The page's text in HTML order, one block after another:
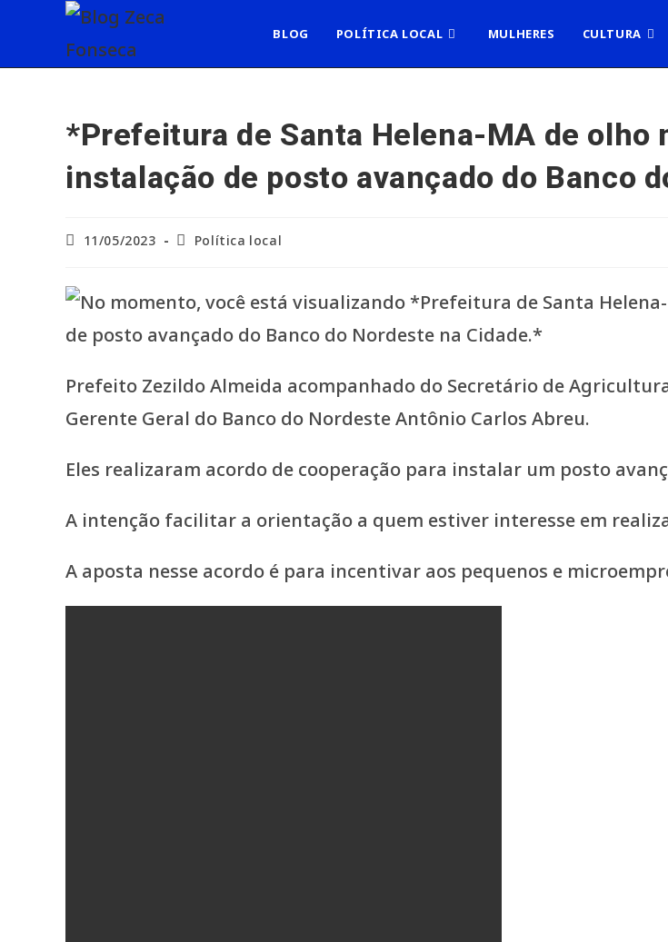
BLOG POLÍTICA LOCAL MULHERES CULTURA
*Prefeitura de Santa Helena-MA de olho
instalação de posto avançado do Banco
Post11/05/2023
Categoria
Política local
Prefeito Zezildo Almeida acompanhado do Secretário de
Gerente Geral do Banco do Nordeste Antônio Carlos Abreu.
Eles realizaram acordo de cooperação para instalar um posto
A intenção facilitar a orientação a quem estiver interesse em
A aposta nesse acordo é para incentivar aos pequenos e